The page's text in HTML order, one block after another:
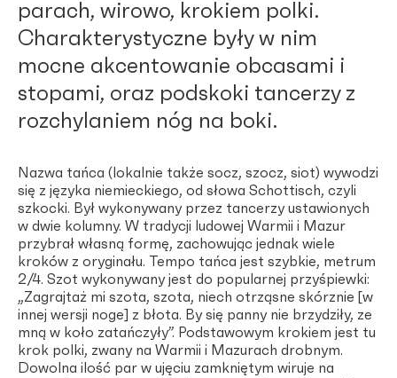
parach, wirowo, krokiem polki.
Charakterystyczne były w nim
mocne akcentowanie obcasami i
stopami, oraz podskoki tancerzy z
rozchylaniem nóg na boki.
Nazwa tańca (lokalnie także socz, szocz, siot) wywodzi
się z języka niemieckiego, od słowa Schottisch, czyli
szkocki. Był wykonywany przez tancerzy ustawionych
w dwie kolumny. W tradycji ludowej Warmii i Mazur
przybrał własną formę, zachowując jednak wiele
kroków z oryginału. Tempo tańca jest szybkie, metrum
2/4. Szot wykonywany jest do popularnej przyśpiewki:
„Zagrajtaż mi szota, szota, niech otrząsne skórznie [w
innej wersji noge] z błota. By się panny nie brzydziły, ze
mną w koło zatańczyły”. Podstawowym krokiem jest tu
krok polki, zwany na Warmii i Mazurach drobnym.
Dowolna ilość par w ujęciu zamkniętym wiruje na